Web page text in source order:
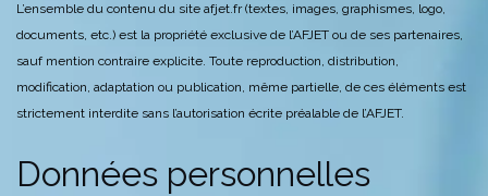
L’ensemble du contenu du site afjet.fr (textes, images, graphismes, logo,
documents, etc.) est la propriété exclusive de l’AFJET ou de ses partenaires,
sauf mention contraire explicite. Toute reproduction, distribution,
modification, adaptation ou publication, même partielle, de ces éléments est
strictement interdite sans l’autorisation écrite préalable de l’AFJET.
Données personnelles